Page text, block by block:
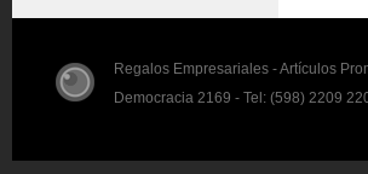
Regalos Empresariales - Artículos
Democracia 2169 - Tel: (598) 2209